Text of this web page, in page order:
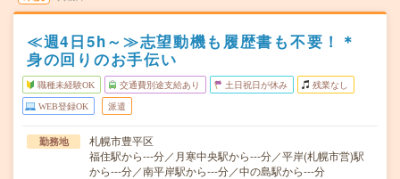
≪週4日5h～≫志望動機も履歴書も不要！＊
身の回りのお手伝い
職種未経験OK 交通費別途支給あり 土日祝日が休み 残業なし
WEB登録OK 派遣
勤務地
札幌市豊平区
福住駅から---分／月寒中央駅から---分／平岸(札幌市営)駅
から---分／南平岸駅から---分／中の島駅から---分